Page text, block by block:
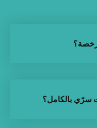
سرّي بالكامل؟